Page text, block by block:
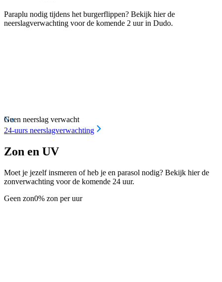
Paraplu nodig tijdens het burgerflippen? Bekijk hier de
neerslagverwachting voor de komende 2 uur in Dudo.
Nu
Geen neerslag verwacht
24-uurs neerslagverwachting
Zon en UV
Moet je jezelf insmeren of heb je en parasol nodig? Bekijk hier de
zonverwachting voor de komende 24 uur.
Geen zon0% zon per uur